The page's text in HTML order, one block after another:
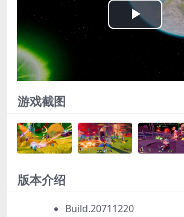
Play
Video
游戏截图
版本介绍
Build.20711220